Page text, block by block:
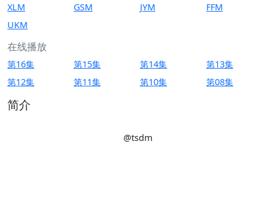
XLM
GSM JYM
FFM
UKM
在线播放
第16集 第15集 第14集
第13集
第12集
第11集 第10集 第08集
简介
@tsdm